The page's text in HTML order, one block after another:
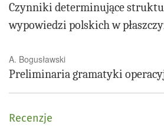
Czynniki determinujące
wypowiedzi polskich w
A. Bogusławski
Preliminaria gramatyki
Recenzje